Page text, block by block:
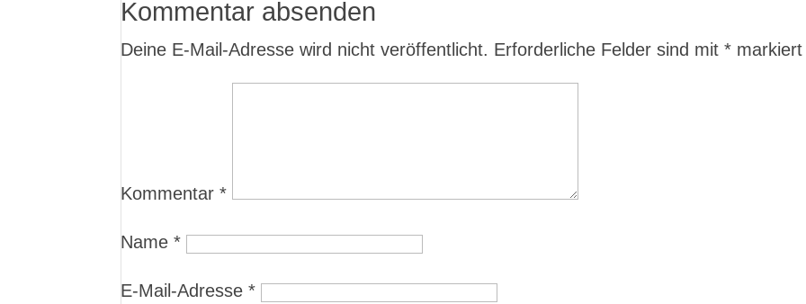
Kommentar absenden
Deine E-Mail-Adresse wird nicht veröffentlicht. Erforderliche Felder sind mit* markiert
Kommentar*
Name*
E-Mail-Adresse*